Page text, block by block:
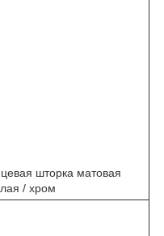
шторка матовая
/ хром